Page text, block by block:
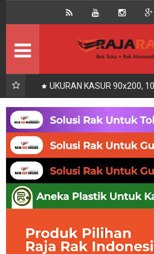
UKURAN KASUR 90x200,
160x200, 180x200 | FUNGSI,
Beranda
Kontak About Us
Rak Gudang Rak besi/Rak pallet
Rak Minimarket Supermarket
Produk Lain Peralatan Toko Dll
Artikel Retail & Logistik